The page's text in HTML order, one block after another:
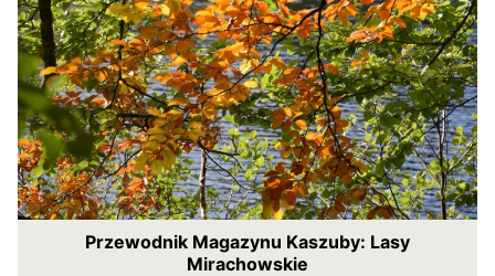
Przewodnik Magazynu Kaszuby: Lasy
Mirachowskie